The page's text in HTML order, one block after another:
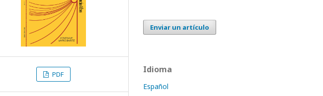
PDF
Enviar un artículo
Idioma
Español